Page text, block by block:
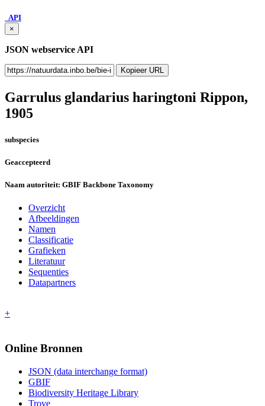
API
×
JSON webservice API
Kopieer URL
Garrulus glandarius haringtoni Rippon,
1905
subspecies
Geaccepteerd
Naam autoriteit: GBIF Backbone Taxonomy
Overzicht
Afbeeldingen
Namen
Classificatie
Grafieken
Literatuur
Sequenties
Datapartners
+
Online Bronnen
JSON (data interchange format)
GBIF
Biodiversity Heritage Library
Trove